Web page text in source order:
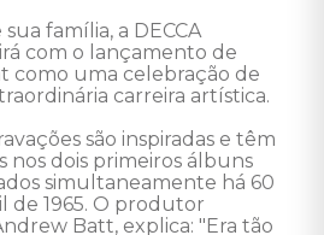
família, a DECCA
com o lançamento de
como uma celebração de
carreira artística.
são inspiradas e têm
nos dois primeiros álbuns
simultaneamente há 60
de 1965. O produtor
Batt, explica: "Era tão